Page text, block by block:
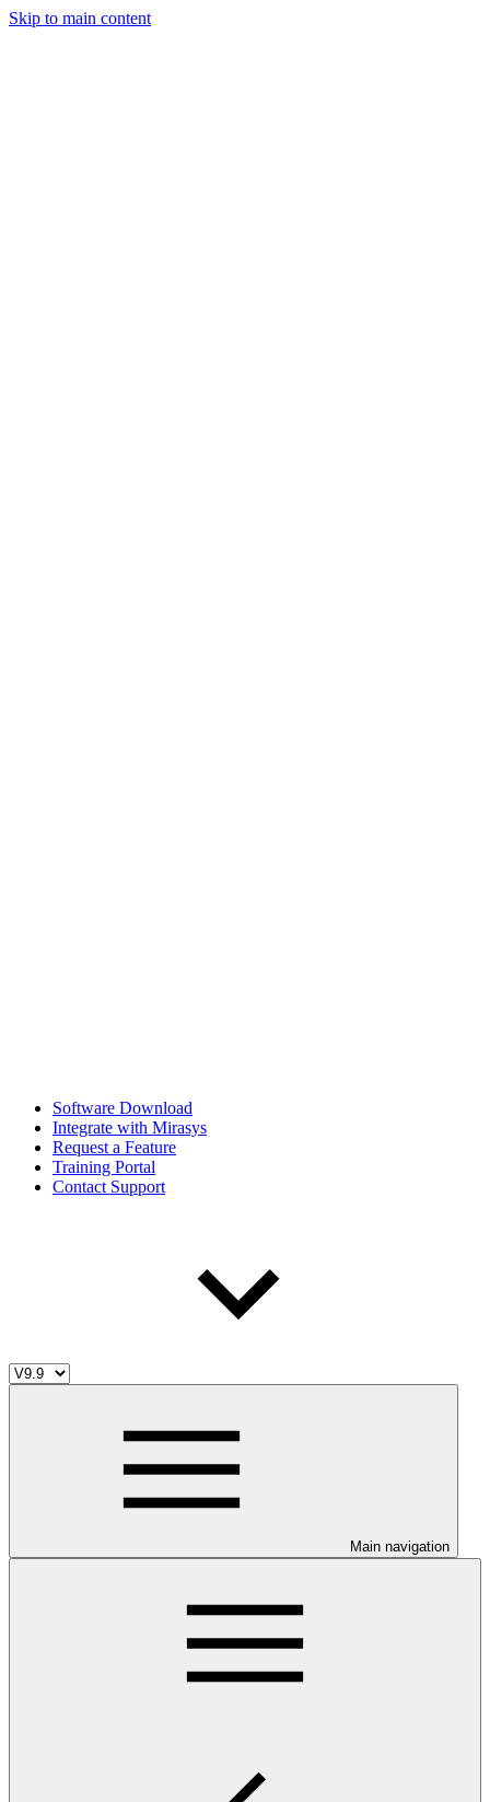
Skip to main content
Software Download
Integrate with Mirasys
Request a Feature
Training Portal
Contact Support
Main navigation